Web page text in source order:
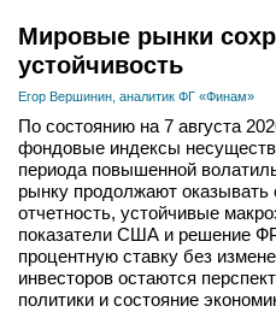
Мировые рынки
устойчивость
Егор Вершинин, аналитик ФГ «Финам»
По состоянию на 7 августа
фондовые индексы
периода повышенной
рынку продолжают оказывать
отчетность, устойчивые
показатели США и решение
процентную ставку без
инвесторов остаются
политики и состояние